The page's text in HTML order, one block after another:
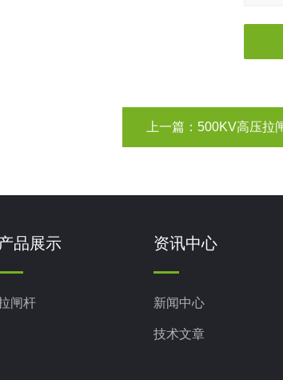
上一篇： 500KV高压拉
品展示
闸杆
资讯中心
新闻中心
技术文章